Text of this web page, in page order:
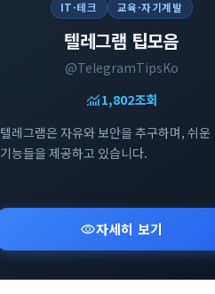
IT·테크 교육·자기계발
텔레그램 팁모음
@TelegramTipsKo
monitoring1,802조회
텔레그램은 자유와 보안을 추구하며, 쉬운
기능들을 제공하고 있습니다.
visibility자세히 보기